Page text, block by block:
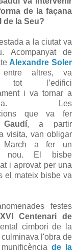
de la façana
de la Seu?
a la ciutat va
Acompanyat de
Alexandre Soler
altres, va
tot l’edifici
i va tornar a
Les
que va fer
, a partir
visita, van obligar
a fer un
nou. El bisbe
i aprovat per una
el mateix bisbe va
festes
XVI Centenari de
cimbori de la
l'obra de
de la